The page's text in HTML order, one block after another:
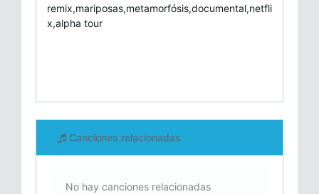
remix,mariposas,metamorfósis,documental,netfli
x,alpha tour
Canciones relacionadas
No hay canciones relacionadas